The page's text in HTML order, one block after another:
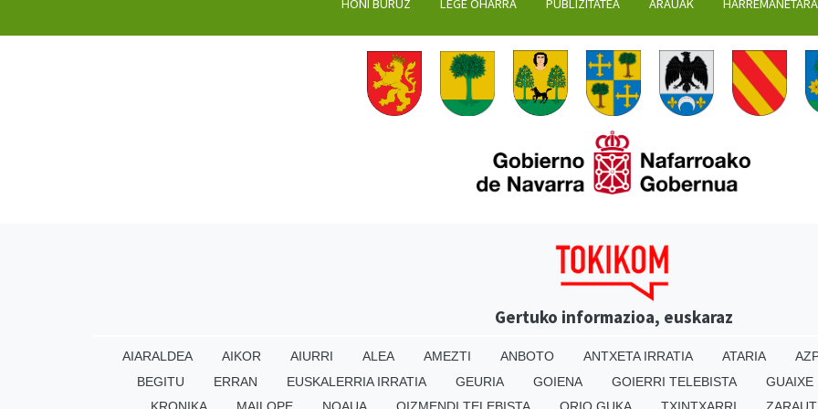
HONI BURUZ LEGE OHARRA PUBLIZITATEA ARAUAK
Gertuko informazioa, euskaraz
AIARALDEA AIKOR AIURRI ALEA AMEZTI ANBOTO ANTXETA IRRATIA ATARIA
BEGITU
ERRAN EUSKALERRIA IRRATIA GEURIA GOIENA GOIERRI TELEBISTA
GUAIXE